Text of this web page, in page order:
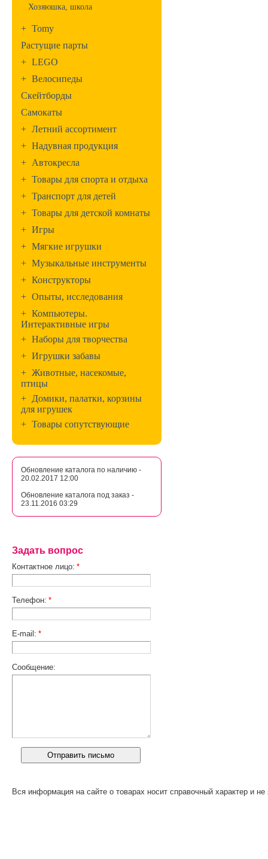
Хозяюшка, школа
+ Tomy
Растущие парты
+ LEGO
+ Велосипеды
Скейтборды
Самокаты
+ Летний ассортимент
+ Надувная продукция
+ Автокресла
+ Товары для спорта и отдыха
+ Транспорт для детей
+ Товары для детской комнаты
+ Игры
+ Мягкие игрушки
+ Музыкальные инструменты
+ Конструкторы
+ Опыты, исследования
+ Компьютеры.
Интерактивные игры
+ Наборы для творчества
+ Игрушки забавы
+ Животные, насекомые,
птицы
+ Домики, палатки, корзины
для игрушек
+ Товары сопутствующие
Обновление каталога по наличию -
20.02.2017 12:00
Обновление каталога под заказ -
23.11.2016 03:29
Задать вопрос
Контактное лицо: *
Телефон: *
E-mail: *
Сообщение:
Вся информация на сайте о товарах носит справочный характер и